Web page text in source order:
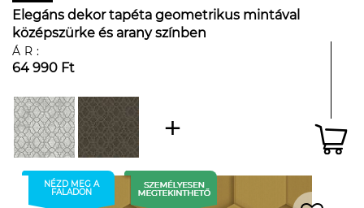
Elegáns dekor tapéta geometrikus mintával
középszürke és arany színben
ÁR:
64 990 Ft
NÉZD MEG A
FALADON